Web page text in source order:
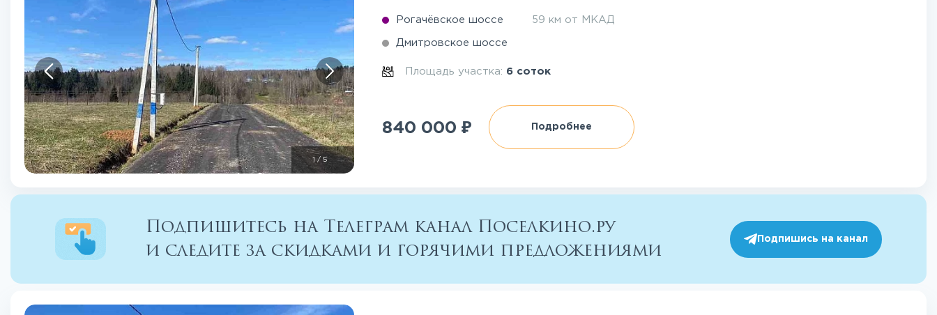
1 /5
Рогачёвское шоссе 59 км от МКАД
Дмитровское шоссе
Площадь участка: 6 соток
840 000 ₽ Подробнее
Подпишитесь на Телеграм канал Поселкино.ру
и следите за скидками и горячими предложениями
Подпишись на канал